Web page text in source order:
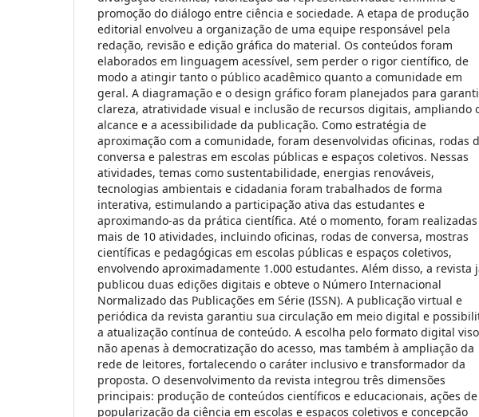
promoção do diálogo entre ciência e sociedade. A etapa de produção
editorial envolveu a organização de uma equipe responsável pela
redação, revisão e edição gráfica do material. Os conteúdos foram
elaborados em linguagem acessível, sem perder o rigor científico, de
modo a atingir tanto o público acadêmico quanto a comunidade em
geral. A diagramação e o design gráfico foram planejados para
clareza, atratividade visual e inclusão de recursos digitais, ampliando
alcance e a acessibilidade da publicação. Como estratégia de
aproximação com a comunidade, foram desenvolvidas oficinas, rodas
conversa e palestras em escolas públicas e espaços coletivos. Nessas
atividades, temas como sustentabilidade, energias renováveis,
tecnologias ambientais e cidadania foram trabalhados de forma
interativa, estimulando a participação ativa das estudantes e
aproximando-as da prática científica. Até o momento, foram realizadas
mais de 10 atividades, incluindo oficinas, rodas de conversa, mostras
científicas e pedagógicas em escolas públicas e espaços coletivos,
envolvendo aproximadamente 1.000 estudantes. Além disso, a revista
publicou duas edições digitais e obteve o Número Internacional
Normalizado das Publicações em Série (ISSN). A publicação virtual e
periódica da revista garantiu sua circulação em meio digital e
a atualização contínua de conteúdo. A escolha pelo formato digital
não apenas à democratização do acesso, mas também à ampliação da
rede de leitores, fortalecendo o caráter inclusivo e transformador da
proposta. O desenvolvimento da revista integrou três dimensões
principais: produção de conteúdos científicos e educacionais, ações de
popularização da ciência em escolas e espaços coletivos e concepção